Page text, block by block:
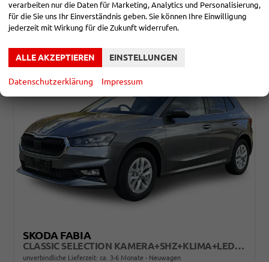
Verbrauch kombiniert:5,30 l/100km
CO2-Klasse: D
CO2-Emissionen:121,00 g/km
SKODA FABIA
CLASSIC SELECTION KAMERA+SHZ+KLIMA+LED+15" LM+SMARTLINK
unverbindliche Lieferzeit: ca. 3-6 Monate Neuwagen
verarbeiten nur die Daten für Marketing, Analytics und Personalisierung,
für die Sie uns Ihr Einverständnis geben. Sie können Ihre Einwilligung
jederzeit mit Wirkung für die Zukunft widerrufen.
ALLE AKZEPTIEREN EINSTELLUNGEN
Datenschutzerklärung Impressum